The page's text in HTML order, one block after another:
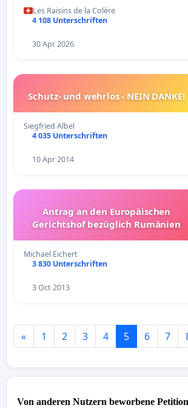
Les Raisins de la Colère
4 108 Unterschriften
30 Apr 2026
Schutz- und wehrlos - NEIN DANKE!
Siegfried Albel
4 035 Unterschriften
10 Apr 2014
Antrag an den Europäischen
Gerichtshof bezüglich Rumänien
Michael Eichert
3 830 Unterschriften
3 Oct 2013
« 1 2 3 4 5 6 7
Von anderen Nutzern beworbene